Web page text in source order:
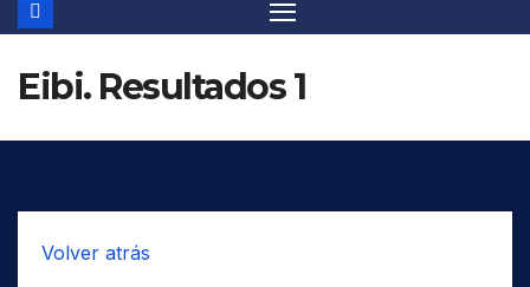
Eibi. Resultados 1
Volver atrás